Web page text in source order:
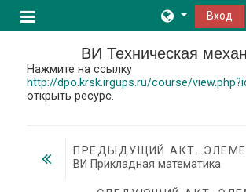
Боковая панель
Вход
ВИ Техническая
Нажмите на ссылку
http://dpo.krsk.irgups.ru/course/
открыть ресурс.
ПРЕДЫДУЩИЙ АКТ.
ВИ Прикладная математика